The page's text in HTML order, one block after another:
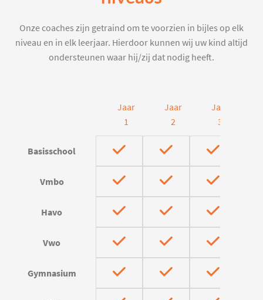
Onze coaches zijn getraind om te voorzien in bijles op elk
niveau en in elk leerjaar. Hierdoor kunnen wij uw kind altijd
ondersteunen waar hij/zij dat nodig heeft.
Jaar
1
Jaar
2
Jaar
3
Basisschool
Vmbo
Havo
Vwo
Gymnasium